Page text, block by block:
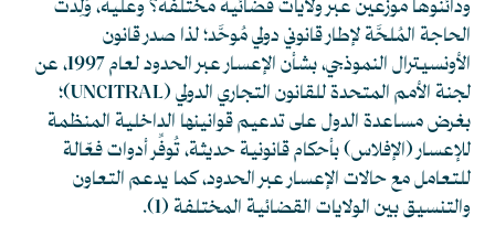
ودائنوها موزعين عبر ولايات قضائية مختلفة؟ وعليه، وُلِدت
الحاجة المُلحَّة لإطار قانوني دولي مُوحَّد؛ لذا صدر قانون
الأونسيترال النموذجي، بشأن الإعسار عبر الحدود لعام 1997، عن
لجنة الأمم المتحدة للقانون التجاري الدولي (UNCITRAL)؛
بغرض مساعدة الدول على تدعيم قوانينها الداخلية المنظمة
للإعسار (الإفلاس) بأحكام قانونية حديثة، تُوفِّر أدوات فعّالة
للتعامل مع حالات الإعسار عبر الحدود، كما يدعم التعاون
والتنسيق بين الولايات القضائية المختلفة(1)
.